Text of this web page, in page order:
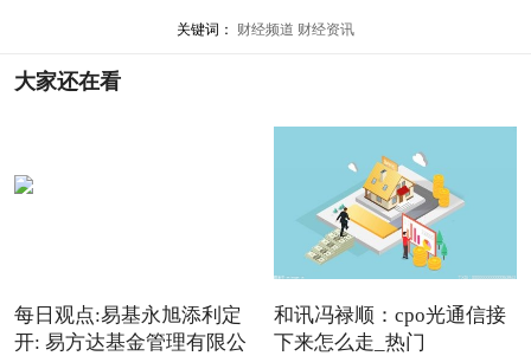
关键词： 财经频道 财经资讯
大家还在看
每日观点:易基永旭添利定
开: 易方达基金管理有限公
和讯冯禄顺：cpo光通信接
下来怎么走_热门